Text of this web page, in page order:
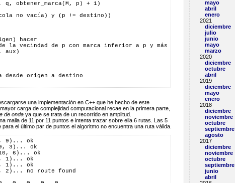
q, obtener_marca(M, p) + 1)
no vacía) y (p != destino))
hacer
la vecindad de p con marca inferior a p y más cercano a origen
aux)
desde origen a destino
una implementación en C++ que he hecho de este
carga de complejidad computacional recae en la primera parte,
de ondaya que se trata de un recorrido en amplitud.
malla de 11 por 11 puntos e intenta trazar sobre ella 6 rutas. Las 5
el último par de puntos el algoritmo no encuentra una ruta válida.
9)... ok
3)... ok
6)... ok
1)... ok
1)... ok
2)... no route found
mayo
abril
enero
2021
diciembre
julio
junio
mayo
marzo
2020
diciembre
octubre
abril
2019
diciembre
mayo
enero
2018
diciembre
noviembre
octubre
septiembre
agosto
2017
diciembre
noviembre
octubre
septiembre
junio
abril